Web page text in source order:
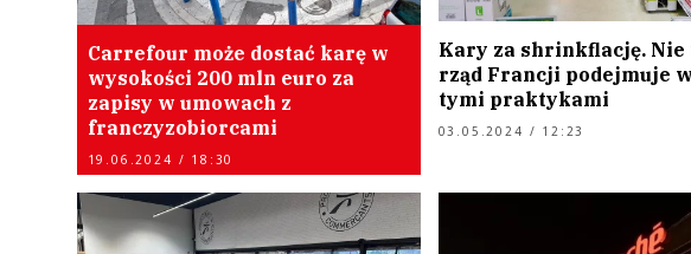
Carrefour może dostać karę w
wysokości 200 mln euro za
zapisy w umowach z
franczyzobiorcami
19.06.2024 / 18:30
Kary za shrinkflację.
rząd Francji podejmuje
tymi praktykami
03.05.2024 / 12:23